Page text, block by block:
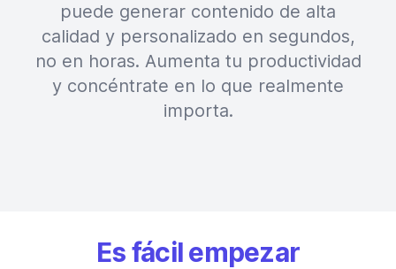
puede generar contenido de alta
calidad y personalizado en segundos,
no en horas. Aumenta tu productividad
y concéntrate en lo que realmente
importa.
Es fácil empezar